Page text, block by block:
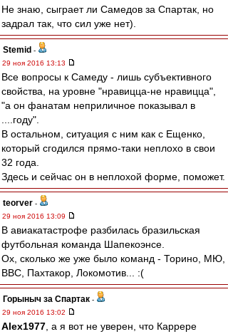
Не знаю, сыграет ли Самедов за Спартак, но
задрал так, что сил уже нет).
Stemid -
29 ноя 2016 13:13
Все вопросы к Самеду - лишь субъективного
свойства, на уровне "нравицца-не нравицца",
"а он фанатам неприличное показывал в
....году".
В остальном, ситуация с ним как с Ещенко,
который сгодился прямо-таки неплохо в свои
32 года.
Здесь и сейчас он в неплохой форме, поможет.
teorver -
29 ноя 2016 13:09
В авиакатастрофе разбилась бразильская
футбольная команда Шапекоэнсе.
Ох, сколько же уже было команд - Торино, МЮ,
ВВС, Пахтакор, Локомотив... :(
Горыныч за Спартак -
29 ноя 2016 13:02
Alex1977 , а я вот не уверен, что Каррере